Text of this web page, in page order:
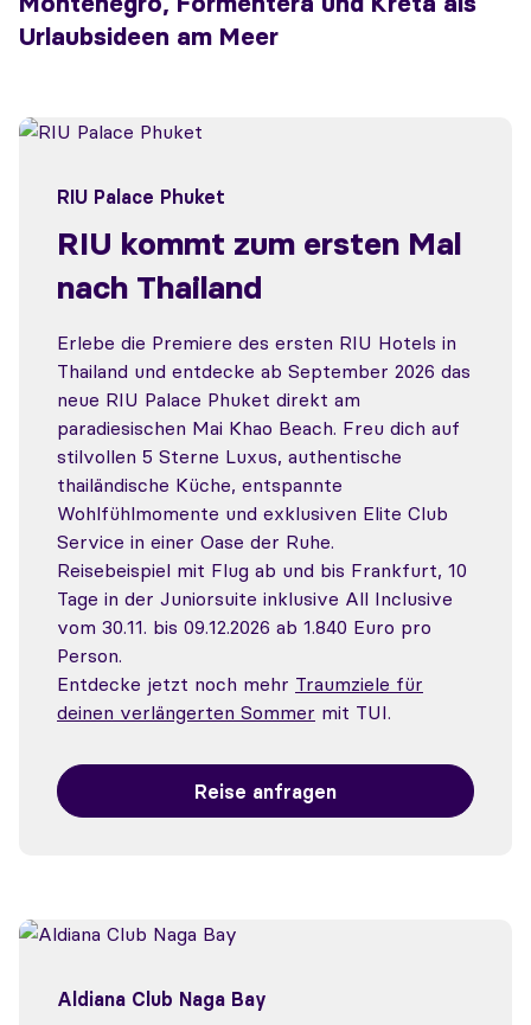
Urlaubsideen am Meer
RIU Palace Phuket
RIU kommt zum ersten Mal
nach Thailand
Erlebe die Premiere des ersten RIU Hotels in
Thailand und entdecke ab September 2026 das
neue RIU Palace Phuket direkt am
paradiesischen Mai Khao Beach. Freu dich auf
stilvollen 5 Sterne Luxus, authentische
thailändische Küche, entspannte
Wohlfühlmomente und exklusiven Elite Club
Service in einer Oase der Ruhe.
Reisebeispiel mit Flug ab und bis Frankfurt, 10
Tage in der Juniorsuite inklusive All Inclusive
vom 30.11. bis 09.12.2026 ab 1.840 Euro pro
Person.
Entdecke jetzt noch mehr Traumziele für
deinen verlängerten Sommer mit TUI.
Reise anfragen
Aldiana Club Naga Bay